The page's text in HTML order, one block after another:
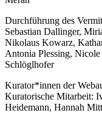
Durchführung des
Sebastian Dallinger,
Nikolaus Kowarz,
Antonia Plessing,
Schlöglhofer
Kurator*innen der
Kuratorische Mitarbeit:
Heidemann, Hannah